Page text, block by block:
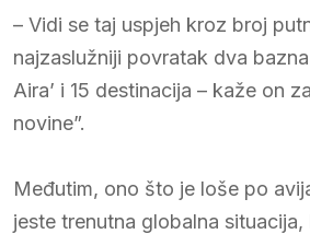
– Vidi se taj uspjeh kroz broj
najzaslužniji povratak dva
Aira’ i 15 destinacija – kaže on
novine”.
Međutim, ono što je loše po
jeste trenutna globalna